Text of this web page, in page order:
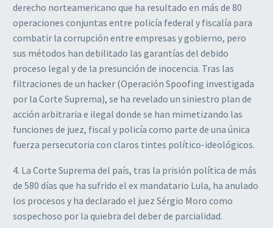
derecho norteamericano que ha resultado en más de 80
operaciones conjuntas entre policía federal y fiscalía para
combatir la corrupción entre empresas y gobierno, pero
sus métodos han debilitado las garantías del debido
proceso legal y de la presunción de inocencia. Tras las
filtraciones de un hacker (Operación Spoofing investigada
por la Corte Suprema), se ha revelado un siniestro plan de
acción arbitraria e ilegal donde se han mimetizando las
funciones de juez, fiscal y policía como parte de una única
fuerza persecutoria con claros tintes político-ideológicos.
4. La Corte Suprema del país, tras la prisión política de más
de 580 días que ha sufrido el ex mandatario Lula, ha anulado
los procesos y ha declarado el juez Sérgio Moro como
sospechoso por la quiebra del deber de parcialidad.